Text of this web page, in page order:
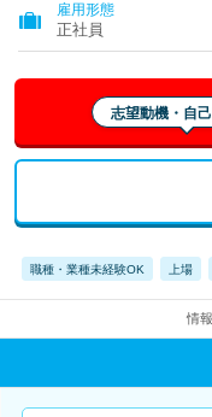
雇用形態
正社員
志望動機・自
職種・業種未経験OK 上場
情